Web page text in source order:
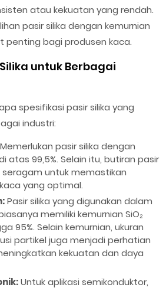
atau kekuatan yang rendah.
pasir silika dengan kemurnian
penting bagi produsen kaca.
untuk Berbagai
spesifikasi pasir silika yang
industri:
pasir silika dengan
atas 99,5%. Selain itu, butiran pasir
seragam untuk memastikan
yang optimal.
Pasir silika yang digunakan dalam
memiliki kemurnian SiO₂
95%. Selain kemurnian, ukuran
partikel juga menjadi perhatian
kekuatan dan daya
Untuk aplikasi semikonduktor,